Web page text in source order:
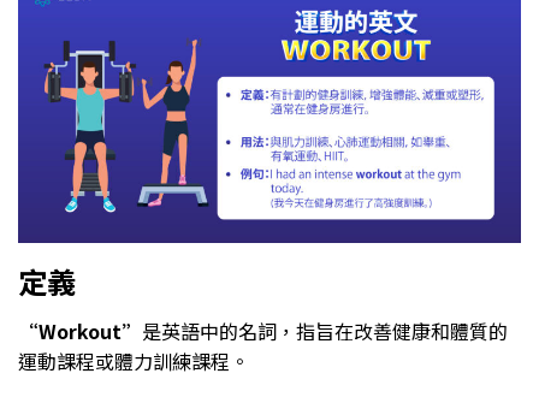
定義
“Workout” 是英語中的名詞，指旨在改善健康和體質的
運動課程或體力訓練課程。